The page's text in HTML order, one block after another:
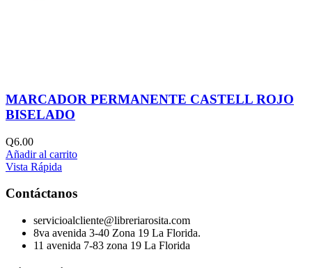
MARCADOR PERMANENTE CASTELL ROJO
BISELADO
Q6.00
Añadir al carrito
Vista Rápida
Contáctanos
servicioalcliente@libreriarosita.com
8va avenida 3-40 Zona 19 La Florida.
11 avenida 7-83 zona 19 La Florida